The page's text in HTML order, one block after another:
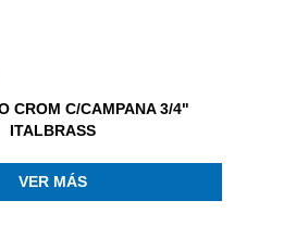
CROM C/CAMPANA 3/4"
ITALBRASS
VER MÁS